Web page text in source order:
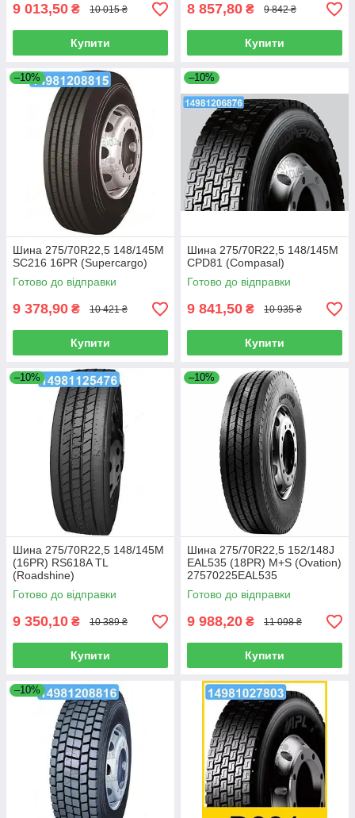
9 013,50 ₴ 10 015 ₴
Купити
8 857,80 ₴ 9 842 ₴
Купити
–10%
Шина 275/70R22,5 148/145M
SC216 16PR (Supercargo)
Готово до відправки
9 378,90 ₴ 10 421 ₴
Купити
–10%
Шина 275/70R22,5 148/145M
CPD81 (Compasal)
Готово до відправки
9 841,50 ₴ 10 935 ₴
Купити
–10%
Шина 275/70R22,5 148/145M
(16PR) RS618A TL
(Roadshine)
27570225RS618A
Готово до відправки
9 350,10 ₴ 10 389 ₴
Купити
–10%
Шина 275/70R22,5 152/148J
EAL535 (18PR) M+S (Ovation)
27570225EAL535
Готово до відправки
9 988,20 ₴ 11 098 ₴
Купити
–10%